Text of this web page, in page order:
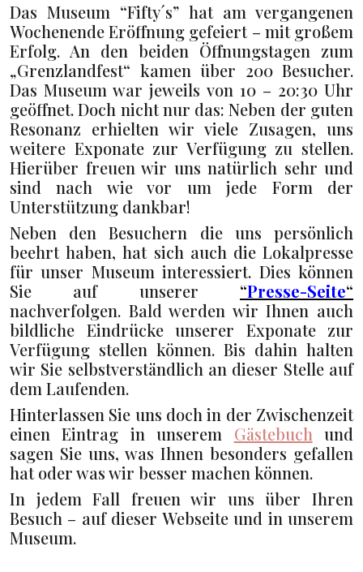
Das Museum “Fifty´s” hat am vergangenen
Wochenende Eröffnung gefeiert – mit großem
Erfolg. An den beiden Öffnungstagen zum
„Grenzlandfest“ kamen über 200 Besucher.
Das Museum war jeweils von 10 – 20:30 Uhr
geöffnet. Doch nicht nur das: Neben der guten
Resonanz erhielten wir viele Zusagen, uns
weitere Exponate zur Verfügung zu stellen.
Hierüber freuen wir uns natürlich sehr und
sind nach wie vor um jede Form der
Unterstützung dankbar!
Neben den Besuchern die uns persönlich
beehrt haben, hat sich auch die Lokalpresse
für unser Museum interessiert. Dies können
Sie auf unserer
“Presse-Seite“
nachverfolgen. Bald werden wir Ihnen auch
bildliche Eindrücke unserer Exponate zur
Verfügung stellen können. Bis dahin halten
wir Sie selbstverständlich an dieser Stelle auf
dem Laufenden.
Hinterlassen Sie uns doch in der Zwischenzeit
einen Eintrag in unserem Gästebuch und
sagen Sie uns, was Ihnen besonders gefallen
hat oder was wir besser machen können.
In jedem Fall freuen wir uns über Ihren
Besuch – auf dieser Webseite und in unserem
Museum.